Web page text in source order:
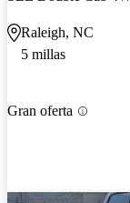
Raleigh, NC
5 millas
Gran oferta